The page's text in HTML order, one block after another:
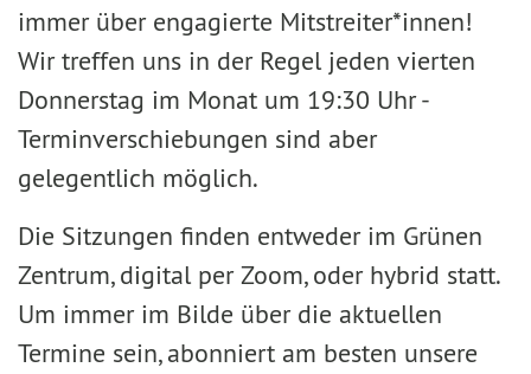
immer über engagierte Mitstreiter*innen!
Wir treffen uns in der Regel jeden vierten
Donnerstag im Monat um 19:30 Uhr -
Terminverschiebungen sind aber
gelegentlich möglich.
Die Sitzungen finden entweder im Grünen
Zentrum, digital per Zoom, oder hybrid statt.
Um immer im Bilde über die aktuellen
Termine sein, abonniert am besten unsere